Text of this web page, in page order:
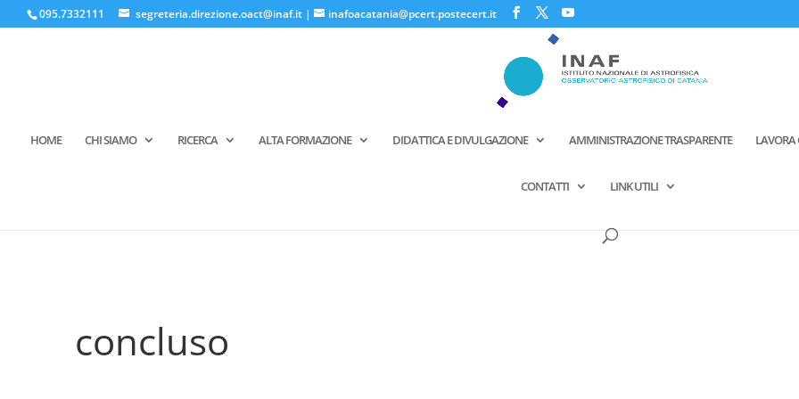
095.7332111 segreteria.direzione.oact@inaf.it | inafoacatania@pcert.postecert.it
HOME CHI SIAMO RICERCA ALTA FORMAZIONE DIDATTICA E DIVULGAZIONE AMMINISTRAZIONE TRASPARENTE LAVORA
CONTATTI LINK UTILI
concluso